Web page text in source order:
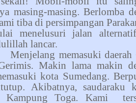
masing-masing. Berlomba
tiba di persimpangan
menelusuri jalan
lancar.
Menjelang memasuki daerah
Makin lama makin
kota Sumedang.
Akibatnya, saudaraku
Kampung Toga. Kami